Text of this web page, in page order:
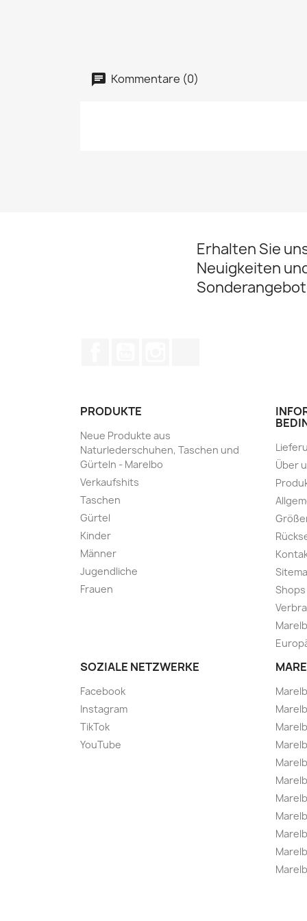
Kommentare (0)
Erhalten Sie
Neuigkeiten
PRODUKTE
Neue Produkte aus
Naturlederschuhen, Taschen und
Gürteln - Marelbo
Verkaufshits
Taschen
Gürtel
Kinder
Männer
Jugendliche
Frauen
Über
Shops
SOZIALE NETZWERKE
Facebook
Instagram
TikTok
YouTube